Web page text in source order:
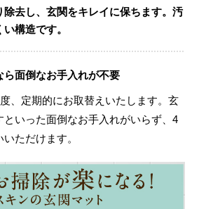
除去し、玄関をキレイに保ちます。汚
構造です。
ら面倒なお手入れが不要
、定期的にお取替えいたします。玄
といった面倒なお手入れがいらず、4
ただけます。